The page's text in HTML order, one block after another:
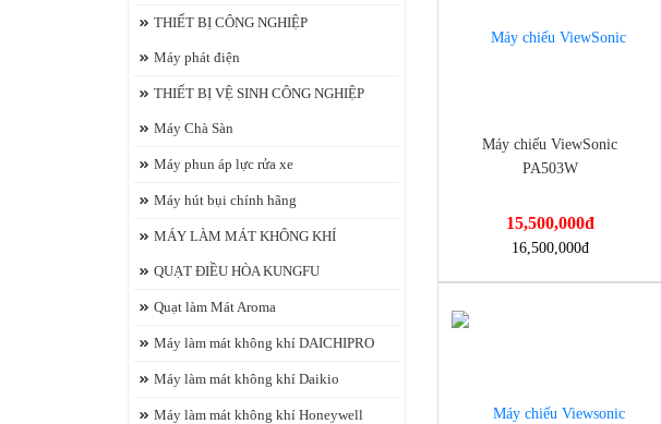
https://dienmayminhan.com/may-
Máy chiếu ViewSonic
PA503W
15,500,000đ
16,500,000đ
THIẾT BỊ CÔNG NGHIỆP
Máy phát điện
THIẾT BỊ VỆ SINH CÔNG NGHIỆP
Máy Chà Sàn
Máy phun áp lực rửa xe
Máy hút bụi chính hãng
MÁY LÀM MÁT KHÔNG KHÍ
QUẠT ĐIỀU HÒA KUNGFU
Quạt làm Mát Aroma
Máy làm mát không khí DAICHIPRO
Máy làm mát không khí Daikio
Máy làm mát không khí Honeywell